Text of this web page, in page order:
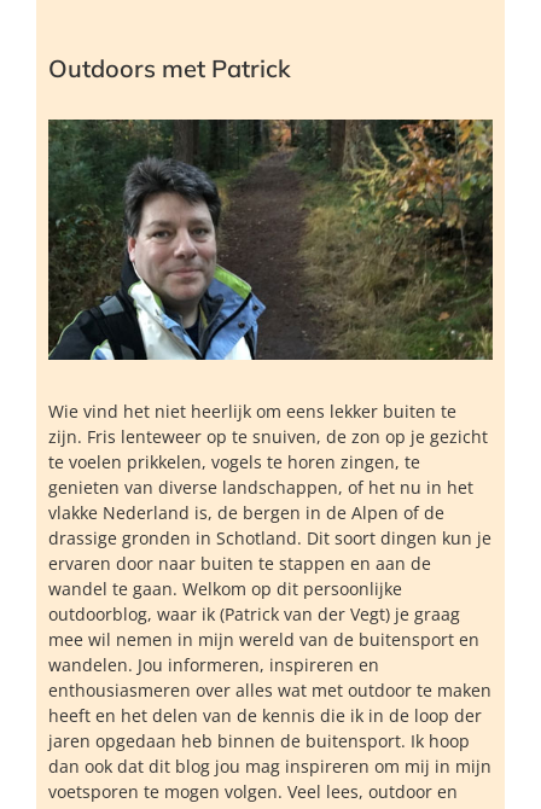
Outdoors met Patrick
Wie vind het niet heerlijk om eens lekker buiten te
zijn. Fris lenteweer op te snuiven, de zon op je gezicht
te voelen prikkelen, vogels te horen zingen, te
genieten van diverse landschappen, of het nu in het
vlakke Nederland is, de bergen in de Alpen of de
drassige gronden in Schotland. Dit soort dingen kun je
ervaren door naar buiten te stappen en aan de
wandel te gaan. Welkom op dit persoonlijke
outdoorblog, waar ik (Patrick van der Vegt) je graag
mee wil nemen in mijn wereld van de buitensport en
wandelen. Jou informeren, inspireren en
enthousiasmeren over alles wat met outdoor te maken
heeft en het delen van de kennis die ik in de loop der
jaren opgedaan heb binnen de buitensport. Ik hoop
dan ook dat dit blog jou mag inspireren om mij in mijn
voetsporen te mogen volgen. Veel lees, outdoor en